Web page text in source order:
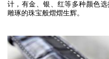
计，有金、银、红等多种颜色
雕琢的珠宝般熠熠生辉。